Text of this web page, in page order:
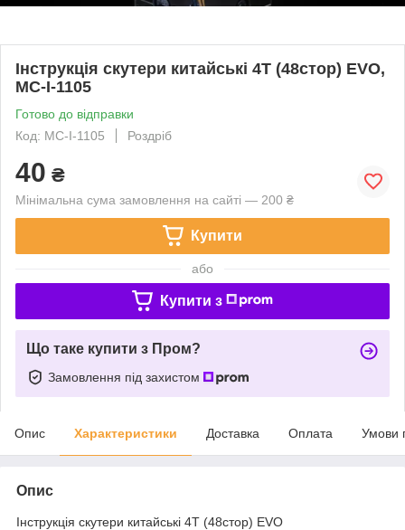
Інструкція скутери китайські 4T (48стор) EVO,
MC-I-1105
Готово до відправки
Код: MC-I-1105
Роздріб
40 ₴
Мінімальна сума замовлення на сайті — 200 ₴
Купити
або
Купити з
Що таке купити з Пром?
Замовлення під захистом
Опис Характеристики Доставка Оплата Умови
Опис
Інструкція скутери китайські 4T (48стор) EVO